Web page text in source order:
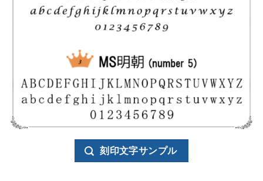
刻印文字サンプル